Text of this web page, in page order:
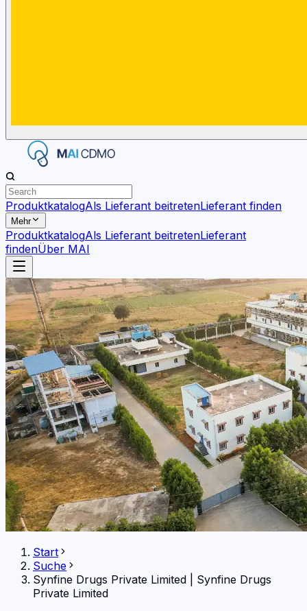
ProduktkatalogAls Lieferant beitretenLieferant finden
Mehr
ProduktkatalogAls Lieferant beitretenLieferant
findenÜber MAI
Start
Suche
Synfine Drugs Private Limited
Synfine Drugs
Private Limited